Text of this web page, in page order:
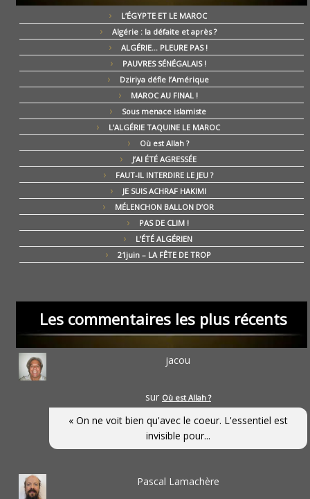
L’ÉGYPTE ET LE MAROC
Algérie : la défaite et après ?
ALGÉRIE… PLEURE PAS !
PAUVRES SÉNÉGALAIS !
Dziriya défie l’Amérique
MAROC AU FINAL !
Sous menace islamiste
L’ALGÉRIE TAQUINE LE MAROC
Où est Allah ?
J’AI ÉTÉ AGRESSÉE
FAUT-IL INTERDIRE LE JEU ?
JE SUIS ACHRAF HAKIMI
MÉLENCHON BALLON D’OR
PAS DE CLIM !
L’ÉTÉ ALGÉRIEN
21juin – LA FÊTE DE TROP
Les commentaires les plus récents
jacou
sur Où est Allah ?
« On ne voit bien qu'avec le coeur. L'essentiel est
invisible pour...
Pascal Lamachère